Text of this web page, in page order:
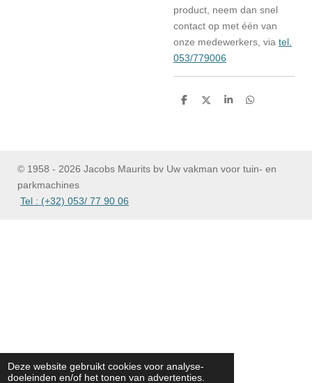
Deze website gebruikt cookies voor analyse-
doeleinden en/of het tonen van advertenties.
product, neem dan snel
contact op met één van
onze medewerkers, via tel.
053/779006
D
D
S
D
© 1958 - 2026 Jacobs Maurits bv Uw vakman voor tuin- en
parkmachines
Tel : (+32) 053/ 77 90 06